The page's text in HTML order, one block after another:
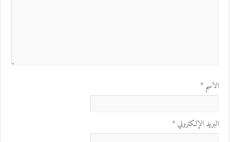
الاسم*
البريد الإلكتروني*